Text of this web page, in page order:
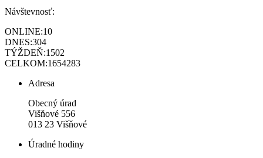
Návštevnosť:
ONLINE:10
DNES:304
TÝŽDEŇ:1502
CELKOM:1654283
Adresa
Obecný úrad
Višňové 556
013 23 Višňové
Úradné hodiny